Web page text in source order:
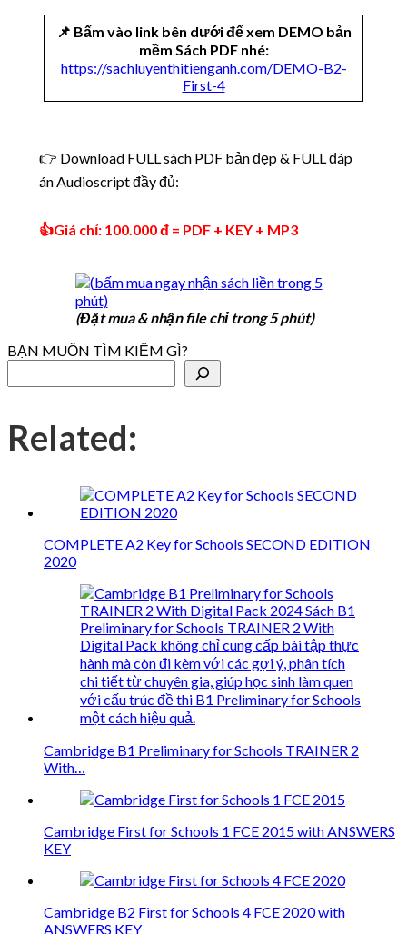
📌 Bấm vào link bên dưới để xem DEMO bản
mềm Sách PDF nhé:
https://sachluyenthitienganh.com/DEMO-B2-
First-4
👉 Download FULL sách PDF bản đẹp & FULL đáp
án Audioscript đầy đủ:
👍Giá chỉ: 100.000 đ = PDF + KEY + MP3
(Đặt mua & nhận file chỉ trong 5 phút)
BẠN MUỐN TÌM KIẾM GÌ?
Related:
COMPLETE A2 Key for Schools SECOND EDITION
2020
Cambridge B1 Preliminary for Schools TRAINER 2
With…
Cambridge First for Schools 1 FCE 2015 with ANSWERS
KEY
Cambridge B2 First for Schools 4 FCE 2020 with
ANSWERS KEY